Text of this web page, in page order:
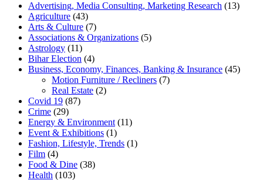
Advertising, Media Consulting, Marketing Research (13)
Agriculture (43)
Arts & Culture (7)
Associations & Organizations (5)
Astrology (11)
Bihar Election (4)
Business, Economy, Finances, Banking & Insurance (45)
Motion Furniture / Recliners (7)
Real Estate (2)
Covid 19 (87)
Crime (29)
Energy & Environment (11)
Event & Exhibitions (1)
Fashion, Lifestyle, Trends (1)
Film (4)
Food & Dine (38)
Health (103)